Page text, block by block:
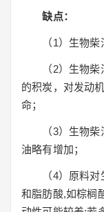
缺点：
（1）生物柴油
（2）生物柴油
的积炭，对发动
命；
（3）生物柴油
油略有增加；
（4）原料对生
和脂肪酸,如棕榈